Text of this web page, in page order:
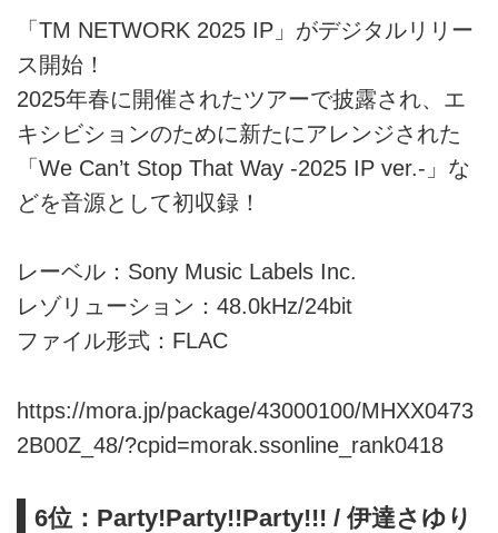
「TM NETWORK 2025 IP」がデジタルリリー
ス開始！
2025年春に開催されたツアーで披露され、エ
キシビションのために新たにアレンジされた
「We Can’t Stop That Way -2025 IP ver.-」な
どを音源として初収録！
レーベル：Sony Music Labels Inc.
レゾリューション：48.0kHz/24bit
ファイル形式：FLAC
https://mora.jp/package/43000100/MHXX0473
2B00Z_48/?cpid=morak.ssonline_rank0418
6位：Party!Party!!Party!!! / 伊達さゆり